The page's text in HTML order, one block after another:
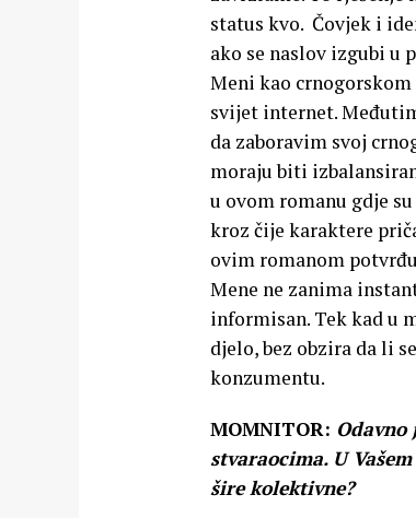
status kvo. Čovjek i
ako se naslov izgubi u
Meni kao
svijet internet.
da zaboravim svoj
moraju biti
u ovom romanu gdje
kroz čije karaktere
ovim romanom
Mene ne zanima
informisan. Tek kad u
djelo, bez obzira da li
konzumentu.
MOMNITOR:
stvaraocima. U
šire kolektivne?